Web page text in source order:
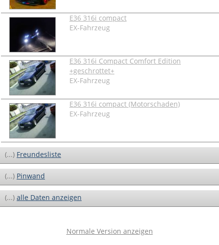
E36 316i compact
EX-Fahrzeug
E36 316i Compact Comfort Edition
+geschrottet+
EX-Fahrzeug
E36 316i compact (Motorschaden)
EX-Fahrzeug
(...) Freundesliste
(...) Pinwand
(...) alle Daten anzeigen
Normale Version anzeigen